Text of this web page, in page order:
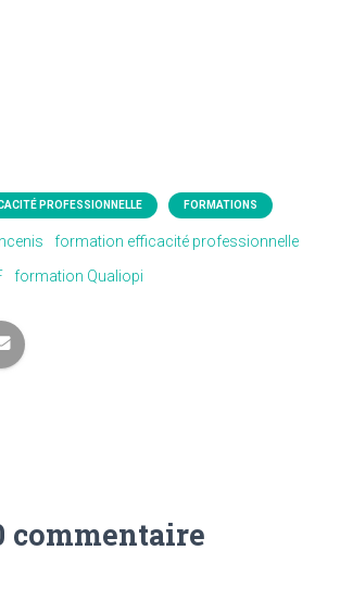
PROFESSIONNELLE FORMATIONS
formation efficacité professionnelle
formation Qualiopi
commentaire